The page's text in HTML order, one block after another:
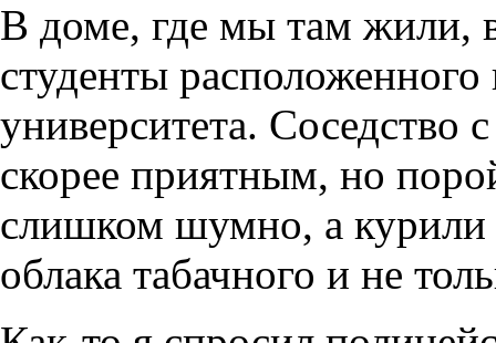
В доме, где мы там жили,
студенты
университета. Соседство
скорее приятным, но
слишком шумно, а курили
облака табачного и не